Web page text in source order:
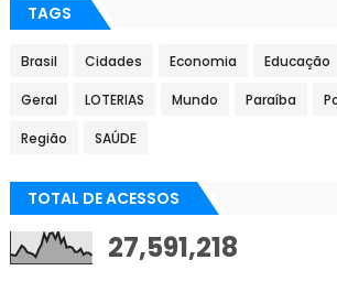
TAGS
Brasil Cidades Economia Educação
Geral LOTERIAS Mundo Paraíba
Região SAÚDE
TOTAL DE ACESSOS
27,591,218